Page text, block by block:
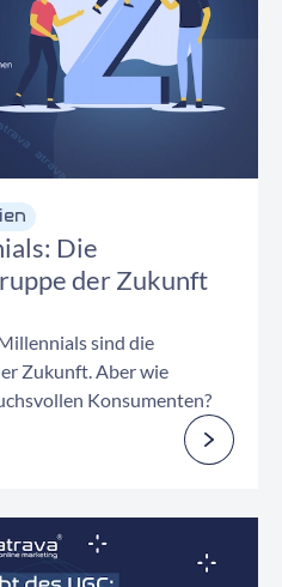
Die
der Zukunft
sind die
Zukunft. Aber wie
Konsumenten?